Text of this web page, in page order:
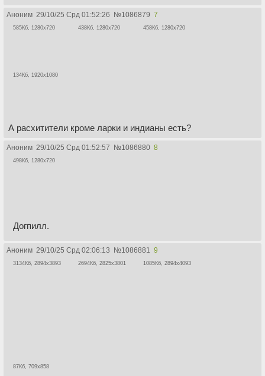
Аноним 29/10/25 Срд 01:52:26 №1086879 7
585Кб, 1280x720 438Кб, 1280x720 458Кб, 1280x720
134Кб, 1920x1080
А расхитители кроме ларки и индианы есть?
Аноним 29/10/25 Срд 01:52:57 №1086880 8
498Кб, 1280x720
Догпилл.
Аноним 29/10/25 Срд 02:06:13 №1086881 9
3134Кб, 2894x3893 2694Кб, 2825x3801 1085Кб, 2894x4093
87Кб, 709x858